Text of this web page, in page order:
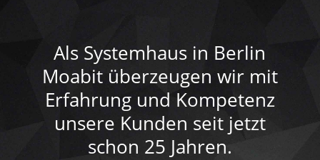
Als Systemhaus in Berlin
Moabit überzeugen wir mit
Erfahrung und Kompetenz
unsere Kunden seit jetzt
schon 25 Jahren.